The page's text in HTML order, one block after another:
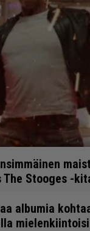
The Stooges -
albumia